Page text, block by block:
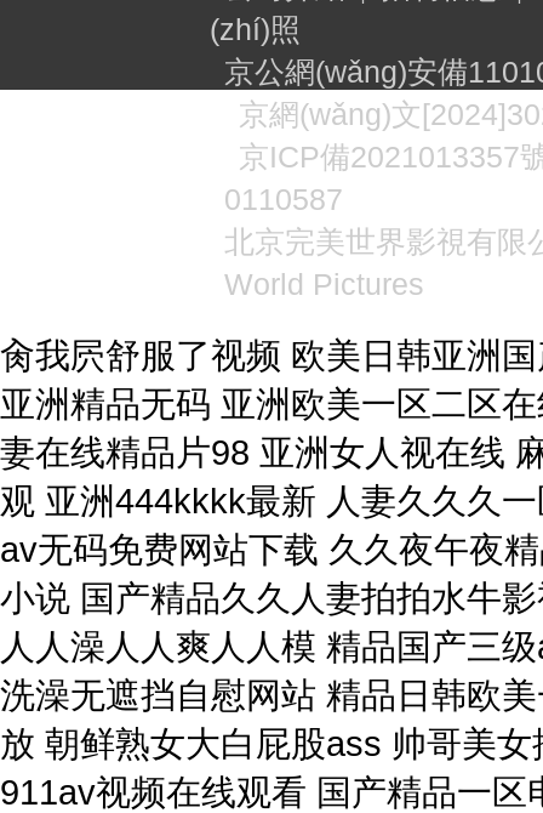
(zhí)照
京公網(wǎng)安備
京網(wǎng)文
京ICP備2021013357
0110587
北京完美世界影視有限
World Pictures